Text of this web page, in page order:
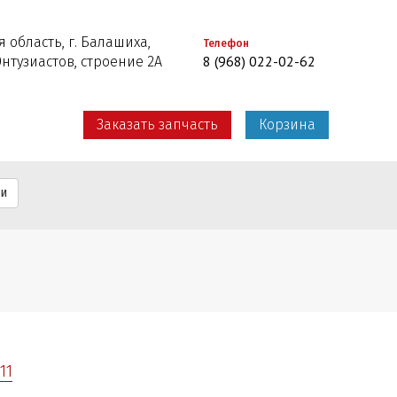
область, г. Балашиха,
строение 2А
Телефон
8 (968) 022-02-62
Заказать запчасть Корзина